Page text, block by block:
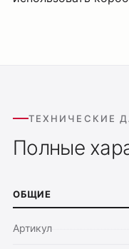
ТЕХНИЧЕСКИЕ
Полные
ОБЩИЕ
Артикул